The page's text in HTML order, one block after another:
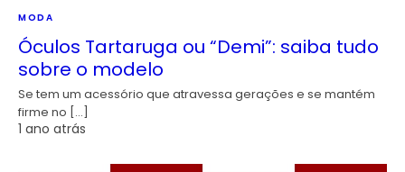
MODA
Óculos Tartaruga ou “Demi”: saiba tudo
sobre o modelo
Se tem um acessório que atravessa gerações e se mantém
firme no […]
1 ano atrás